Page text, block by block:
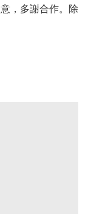
，多謝合作。除